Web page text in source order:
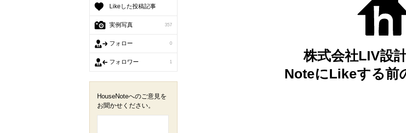
Likeした投稿記事
実例写真 357
フォロー 0
フォロワー 1
HouseNoteへのご意見を
お聞かせください。
株式会社LIV設
NoteにLikeする前